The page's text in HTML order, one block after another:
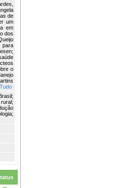
de
um
em
dos
para
o